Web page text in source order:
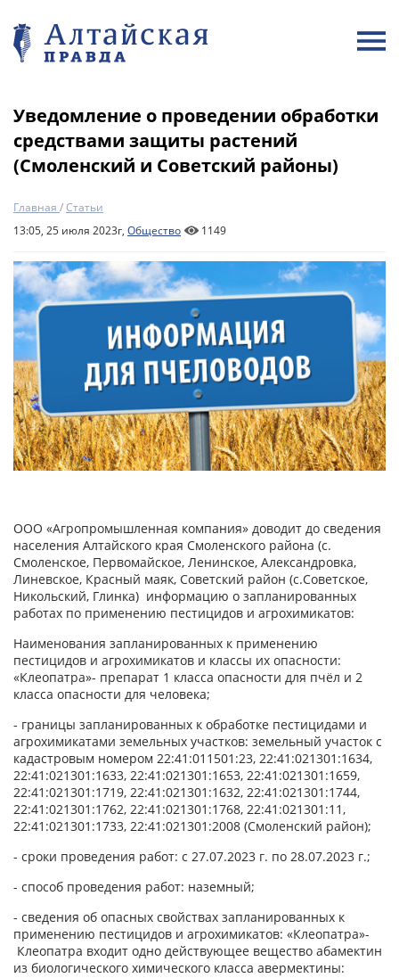
Уведомление о проведении обработки
средствами защиты растений
(Смоленский и Советский районы)
Главная /Статьи
13:05, 25 июля 2023г, Общество 1149
ООО «Агропромышленная компания» доводит до сведения
населения Алтайского края Смоленского района (с.
Смоленское, Первомайское, Ленинское, Александровка,
Линевское, Красный маяк, Советский район (с.Советское,
Никольский, Глинка) информацию о запланированных
работах по применению пестицидов и агрохимикатов:
Наименования запланированных к применению
пестицидов и агрохимикатов и классы их опасности:
«Клеопатра»- препарат 1 класса опасности для пчёл и 2
класса опасности для человека;
- границы запланированных к обработке пестицидами и
агрохимикатами земельных участков: земельный участок с
кадастровым номером 22:41:011501:23, 22:41:021301:1634,
22:41:021301:1633, 22:41:021301:1653, 22:41:021301:1659,
22:41:021301:1719, 22:41:021301:1632, 22:41:021301:1744,
22:41:021301:1762, 22:41:021301:1768, 22:41:021301:11,
22:41:021301:1733, 22:41:021301:2008 (Смоленский район);
- сроки проведения работ: с 27.07.2023 г. по 28.07.2023 г.;
- способ проведения работ: наземный;
- сведения об опасных свойствах запланированных к
применению пестицидов и агрохимикатов: «Клеопатра»-
Клеопатра входит одно действующее вещество абамектин
из биологического химического класса авермектины: